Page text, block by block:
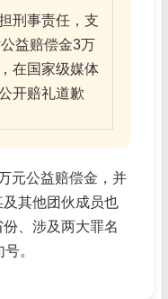
刑事责任，支
益赔偿金3万
在国家级媒体
开赔礼道歉
元公益赔偿金，并
其他团伙成员也
、涉及两大罪名
。